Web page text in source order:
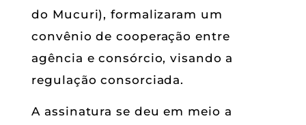
do Mucuri), formalizaram um
convênio de cooperação entre
agência e consórcio, visando a
regulação consorciada.
A assinatura se deu em meio a